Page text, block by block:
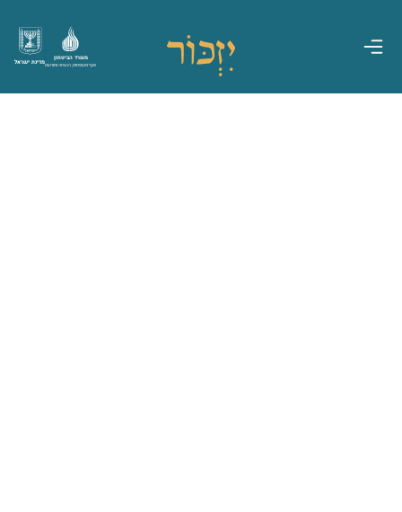
מדינת ישראל
משרד הביטחון
אגף משפחות, הנצחה ומורשת